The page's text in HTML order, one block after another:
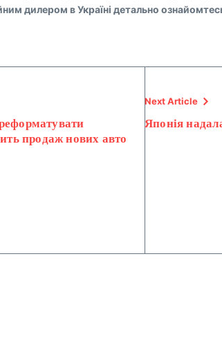
дилером в Україні детально
продаж нових авто
Next Article
Японія